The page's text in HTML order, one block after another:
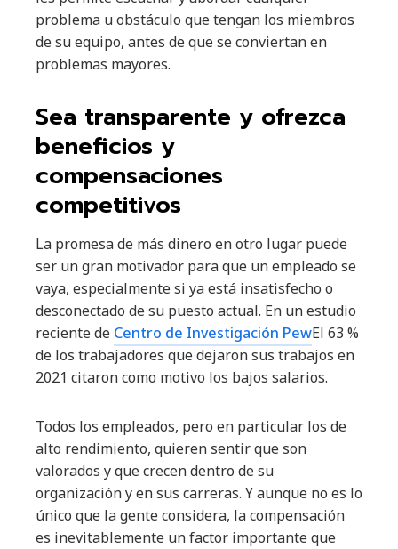
problema u obstáculo que tengan los miembros
de su equipo, antes de que se conviertan en
problemas mayores.
Sea transparente y ofrezca
beneficios y
compensaciones
competitivos
La promesa de más dinero en otro lugar puede
ser un gran motivador para que un empleado se
vaya, especialmente si ya está insatisfecho o
desconectado de su puesto actual. En un estudio
reciente de Centro de Investigación PewEl 63 %
de los trabajadores que dejaron sus trabajos en
2021 citaron como motivo los bajos salarios.
Todos los empleados, pero en particular los de
alto rendimiento, quieren sentir que son
valorados y que crecen dentro de su
organización y en sus carreras. Y aunque no es lo
único que la gente considera, la compensación
es inevitablemente un factor importante que